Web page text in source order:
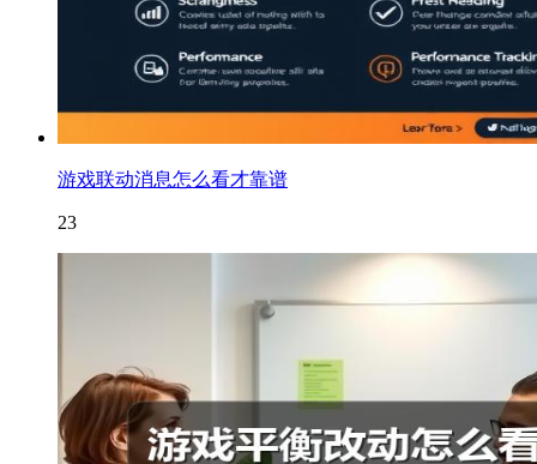
游戏联动消息怎么看才靠谱
23